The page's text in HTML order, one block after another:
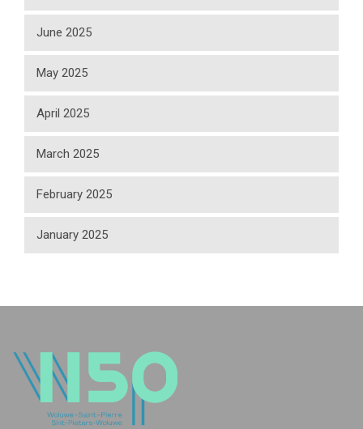
June 2025
May 2025
April 2025
March 2025
February 2025
January 2025